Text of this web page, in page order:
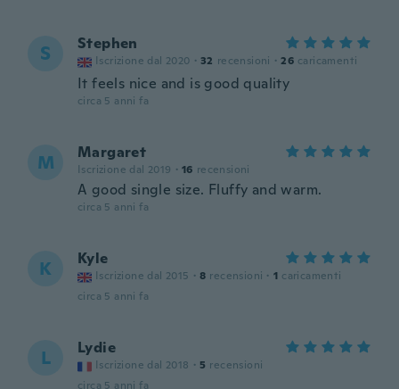
S Stephen
Iscrizione dal 2020 · 32 recensioni · 26 caricamenti
It feels nice and is good quality
circa 5 anni fa
M Margaret
Iscrizione dal 2019 · 16 recensioni
A good single size. Fluffy and warm.
circa 5 anni fa
K Kyle
Iscrizione dal 2015 · 8 recensioni · 1 caricamenti
circa 5 anni fa
L Lydie
Iscrizione dal 2018 · 5 recensioni
circa 5 anni fa